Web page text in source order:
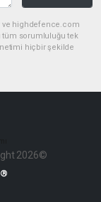
ve highdefence.com
tüm sorumluluğu tek
hiçbir şekilde
2026©
®